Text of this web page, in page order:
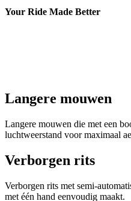
Your Ride Made Better
Langere mouwen
Langere mouwen die met een
luchtweerstand voor maximaal
Verborgen rits
Verborgen rits met semi-
met één hand eenvoudig maakt.